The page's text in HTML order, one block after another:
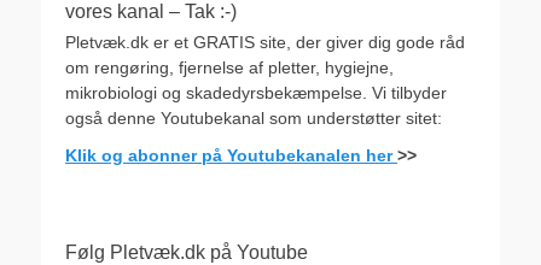
vores kanal – Tak :-)
Pletvæk.dk er et GRATIS site, der giver dig gode råd
om rengøring, fjernelse af pletter, hygiejne,
mikrobiologi og skadedyrsbekæmpelse. Vi tilbyder
også denne Youtubekanal som understøtter sitet:
Klik og abonner på Youtubekanalen her>>
Følg Pletvæk.dk på Youtube